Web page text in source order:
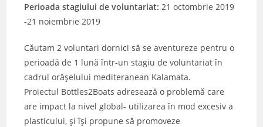
Perioada stagiului de voluntariat: 21 octombrie 2019
-21 noiembrie 2019
Căutam 2 voluntari dornici să se aventureze pentru o
perioadă de 1 lună într-un stagiu de voluntariat în
cadrul orășelului mediteranean Kalamata.
Proiectul Bottles2Boats adresează o problemă care
are impact la nivel global- utilizarea în mod excesiv a
plasticului, și își propune să promoveze